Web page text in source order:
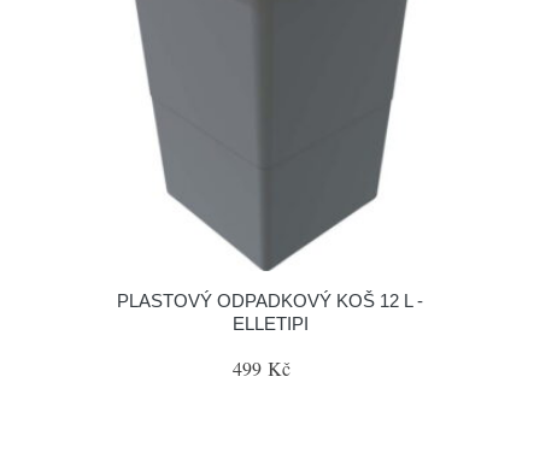
PLASTOVÝ ODPADKOVÝ KOŠ 12 L -
ELLETIPI
499 Kč